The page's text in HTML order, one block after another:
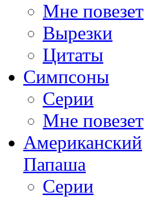
Мне повезет
Вырезки
Цитаты
Симпсоны
Серии
Мне повезет
Американский
Папаша
Серии